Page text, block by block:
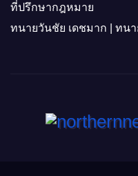
ที่ปรึกษากฎหมาย
ทนายวันชัย เดชมาก | ทน